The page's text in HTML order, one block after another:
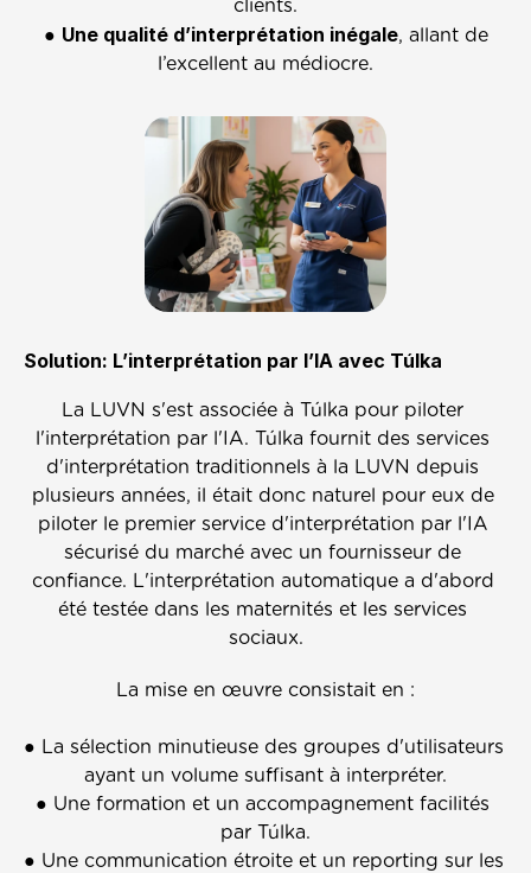
clients.
● Une qualité d’interprétation inégale, allant de
l’excellent au médiocre.
Solution: L’interprétation par l’IA avec Túlka
La LUVN s'est associée à Túlka pour piloter
l'interprétation par l'IA. Túlka fournit des services
d'interprétation traditionnels à la LUVN depuis
plusieurs années, il était donc naturel pour eux de
piloter le premier service d'interprétation par l'IA
sécurisé du marché avec un fournisseur de
confiance. L'interprétation automatique a d'abord
été testée dans les maternités et les services
sociaux.
La mise en œuvre consistait en :
● La sélection minutieuse des groupes d'utilisateurs
ayant un volume suffisant à interpréter.
● Une formation et un accompagnement facilités
par Túlka.
● Une communication étroite et un reporting sur les